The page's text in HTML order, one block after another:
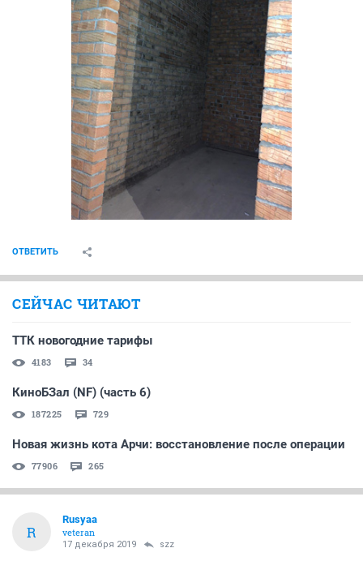
ОТВЕТИТЬ
СЕЙЧАС ЧИТАЮТ
ТТК новогодние тарифы
4183 34
КиноБЗал (NF) (часть 6)
187225 729
Новая жизнь кота Арчи: восстановление после операции
77906 265
R
Rusyaa
veteran
17 декабря 2019 szz